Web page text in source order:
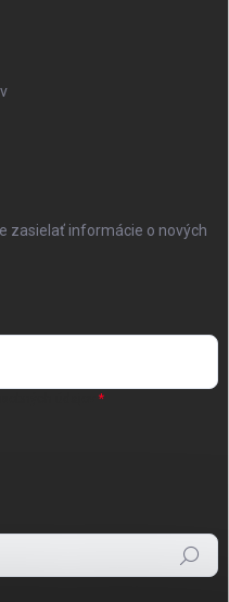
zasielať informácie o nových
Hľadať